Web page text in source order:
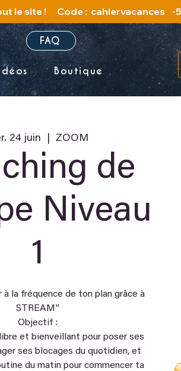
FAQ
Boutique
24 juin ZOOM
de
Niveau
1
à la fréquence de ton plan grâce à
STREAM”
Objectif :
et bienveillant pour poser ses
ses blocages du quotidien, et
du matin pour commencer ta